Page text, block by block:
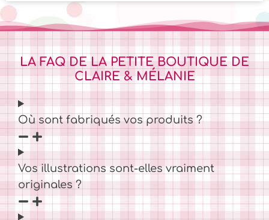
LA FAQ DE LA PETITE BOUTIQUE DE
CLAIRE & MÉLANIE
Où sont fabriqués vos produits ?
Vos illustrations sont-elles vraiment
originales ?